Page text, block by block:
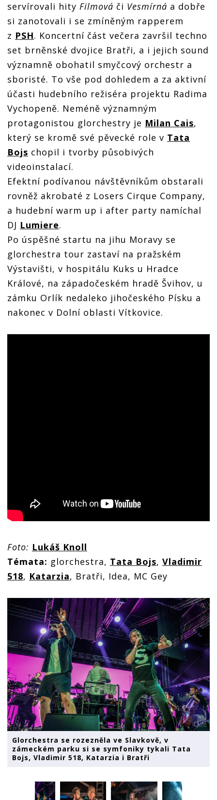
servírovali hity Filmová či Vesmírná a dobře
si zanotovali i se zmíněným rapperem
z PSH. Koncertní část večera završil techno
set brněnské dvojice Bratři, a i jejich sound
významně obohatil smyčcový orchestr a
sboristé. To vše pod dohledem a za aktivní
účasti hudebního režiséra projektu Radima
Vychopeně. Neméně významným
protagonistou glorchestry je Milan Cais,
který se kromě své pěvecké role v Tata
Bojs chopil i tvorby působivých
videoinstalací.
Efektní podívanou návštěvníkům obstarali
rovněž akrobaté z Losers Cirque Company,
a hudební warm up i after party namíchal
DJ Lumiere.
Po úspěšné startu na jihu Moravy se
glorchestra tour zastaví na pražském
Výstavišti, v hospitálu Kuks u Hradce
Králové, na západočeském hradě Švihov, u
zámku Orlík nedaleko jihočeského Písku a
nakonec v Dolní oblasti Vítkovice.
Foto: Lukáš Knoll
Témata: glorchestra, Tata Bojs, Vladimir
518, Katarzia, Bratři, Idea, MC Gey
Glorchestra se rozezněla ve Slavkově, v
zámeckém parku si se symfoniky tykali Tata
Bojs, Vladimir 518, Katarzia i Bratři